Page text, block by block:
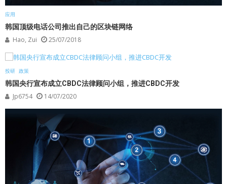
应用
韩国顶级电话公司推出自己的区块链网络
Hao, Zui 25/07/2018
投研 政策
韩国央行宣布成立CBDC法律顾问小组，推进CBDC开发
Jp6754 14/07/2020